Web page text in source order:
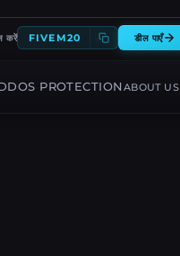
करें FIVEM20 डील पाएँ
PROTECTIONABOUT US